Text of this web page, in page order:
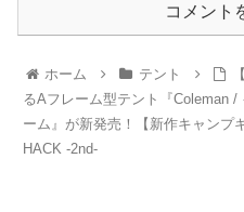
コメント
ホーム テント
るAフレーム型テント『Coleman
ーム』が新発売！【新作キャンプ
HACK -2nd-